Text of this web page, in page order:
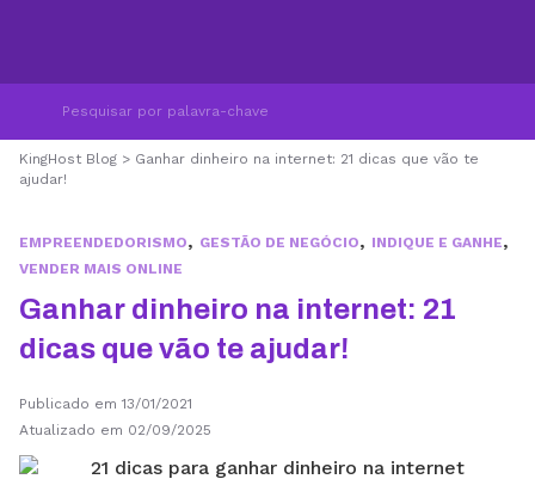
KingHost Blog > Ganhar dinheiro na internet: 21 dicas que vão te
ajudar!
EMPREENDEDORISMO, GESTÃO DE NEGÓCIO, INDIQUE E GANHE,
VENDER MAIS ONLINE
Ganhar dinheiro na internet: 21
dicas que vão te ajudar!
Publicado em 13/01/2021
Atualizado em 02/09/2025